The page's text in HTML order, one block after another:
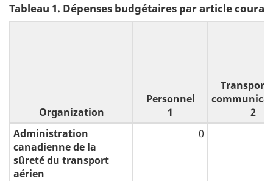
Tableau 1. Dépenses budgétaires par article
Organization
Personnel
1
2
Organization
Administration
canadienne de la
sûreté du transport
aérien
0